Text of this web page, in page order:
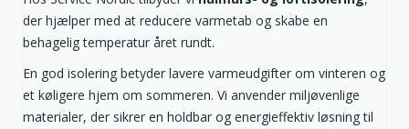
der hjælper med at reducere varmetab og skabe en
behagelig temperatur året rundt.
En god isolering betyder lavere varmeudgifter om vinteren og
et køligere hjem om sommeren. Vi anvender miljøvenlige
materialer, der sikrer en holdbar og energieffektiv løsning til